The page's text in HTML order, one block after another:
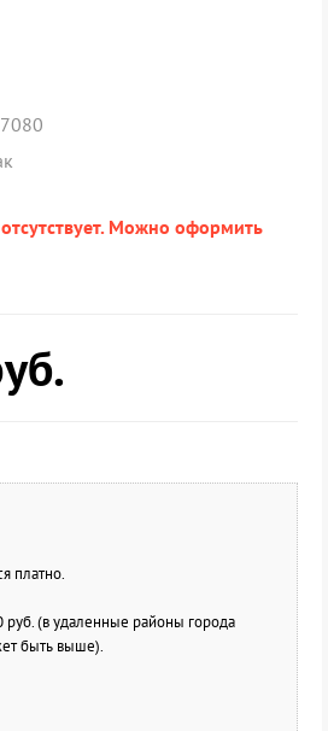
Можно оформить
платно.
руб. (в удаленные районы города
быть выше).